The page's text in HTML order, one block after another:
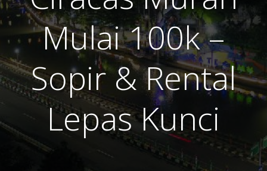
Mulai 100k –
Sopir & Rental
Lepas Kunci